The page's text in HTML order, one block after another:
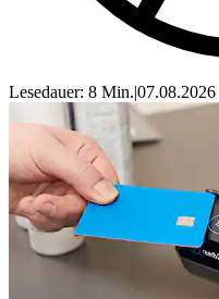
Lesedauer: 8 Min.|07.08.2026